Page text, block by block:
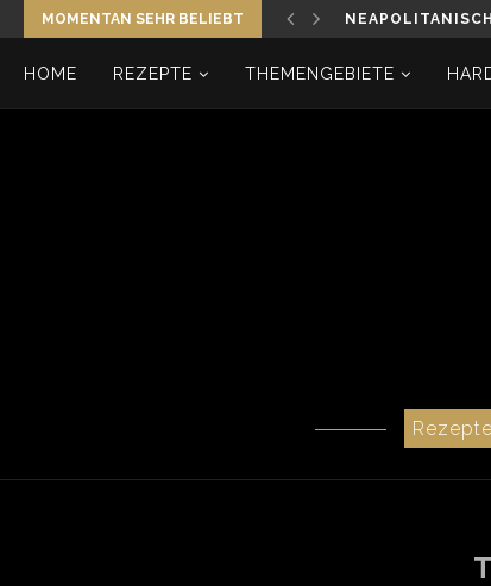
MOMENTAN SEHR BELIEBT
HOME REZEPTE THEMENGEBIETE